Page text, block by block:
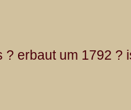
? erbaut um 1792 ?